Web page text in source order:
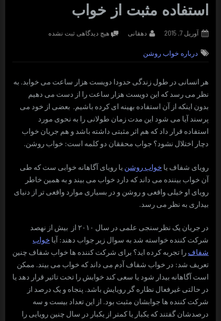
استفاده مثبت از خواب
Posted
آوریل 7, 2015 By
دهقانی هیچ دیدگاهیبرای
از
ثبت نشده
درباره خواب روشن
هر انسانی در طول زندگی حدودا دویست هزار ساعت می خوابد. به
نظر می رسد که این دویست هزار ساعت را از دست می دهیم
بدون اینکه از آن استفاده بهینه ای کرده باشیم. بعضی از خود می
پرسند آیا می شود این مدت زمان طولانی را به نحوی مورد
استفاده قرار داد که هم اثر مثبتی داشته باشد و هم جریان خواب
دچار اختلال نشود؟ جواب محققان دو کلمه است: خواب روشن.
رویای شفاف یا خواب روشن یا رویای آگاهانه خوابی ست که طی
آن خواب بیننده می داند که دارد خواب می بیند و به همین خاطر
رویای او خیلی واقعی و روشن و در بسیاری موارد واقعی تر از دنیای
بیداری به نظر می رسد.
در جریان یک نظرسنجی علمی در سال ۲۰۱۰ از بیش از نهصد
شرکت کننده خواسته شد به سوال زیر جواب دهند: آیا خواب
شفاف را تجربه کرده اید؟ برای شرکت کننده ها خواب شفاف چنین
تعریف شد: در خواب شفاف آدم می داند که خواب می بیند. ممکن
است آگاهانه بیدار شود یا سعی کند خوابش را تحت تاثیر قرار دهد یا
در حالتی غیرفعال نظاره گر رویایش باشد. پنجاه و یک درصد از
شرکت کننده ها جوابشان مثبت بود. از این تعداد بیست و سه
درصدشان گفتند که یکبار یا کمتر از یکبار در سال چنین رویایی را